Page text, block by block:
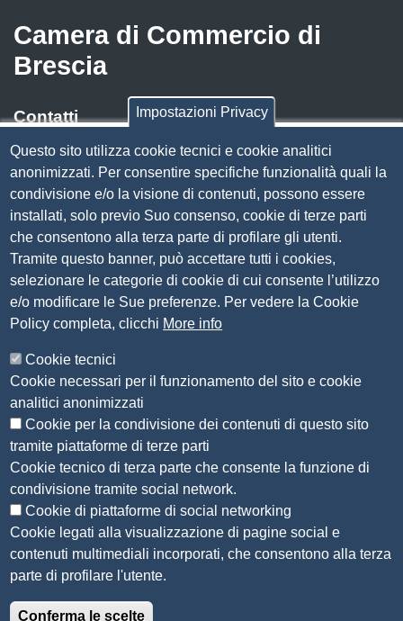
Camera di Commercio di
Brescia
Contatti
Via Luigi Einaudi, 23, 25121 Brescia BS
Tel. 030 37251
PECcamera.brescia@bs.legalmail.camcom.it
P.IVA 00859790172
C.F. 80013870177
Contatti
Amministrazione Trasparente
Organizzazione
Bandi di concorso
Bandi di gara e contratti
Provvedimenti
Attività e procedimenti
Seguici su
Sito web
Accesso riservato
Impostazioni Privacy
Questo sito utilizza cookie tecnici e cookie analitici
anonimizzati. Per consentire specifiche funzionalità quali la
condivisione e/o la visione di contenuti, possono essere
installati, solo previo Suo consenso, cookie di terze parti
che consentono alla terza parte di profilare gli utenti.
Tramite questo banner, può accettare tutti i cookies,
selezionare le categorie di cookie di cui consente l’utilizzo
e/o modificare le Sue preferenze. Per vedere la Cookie
Policy completa, clicchi More info
Cookie tecnici
Cookie necessari per il funzionamento del sito e cookie
analitici anonimizzati
Cookie per la condivisione dei contenuti di questo sito
tramite piattaforme di terze parti
Cookie tecnico di terza parte che consente la funzione di
condivisione tramite social network.
Cookie di piattaforme di social networking
Cookie legati alla visualizzazione di pagine social e
contenuti multimediali incorporati, che consentono alla terza
parte di profilare l'utente.
Conferma le scelte